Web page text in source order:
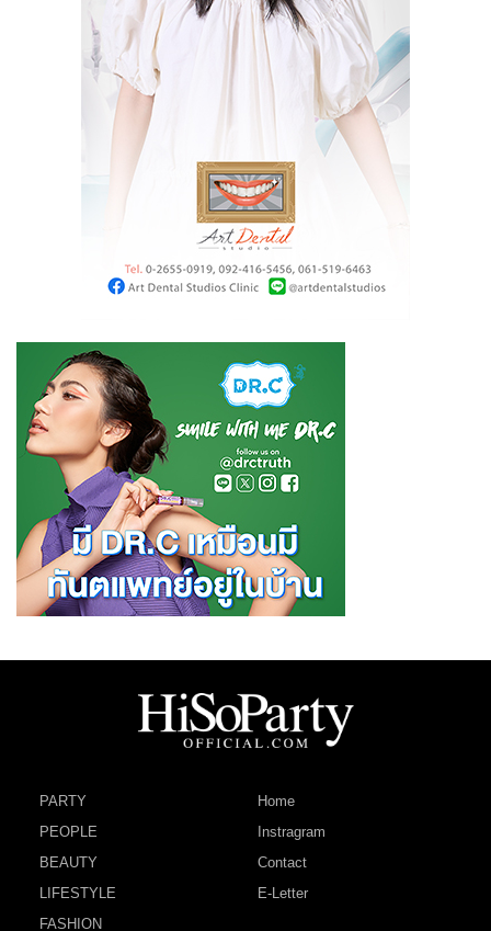
PARTY
PEOPLE
BEAUTY
LIFESTYLE
FASHION
Home
Instragram
Contact
E-Letter